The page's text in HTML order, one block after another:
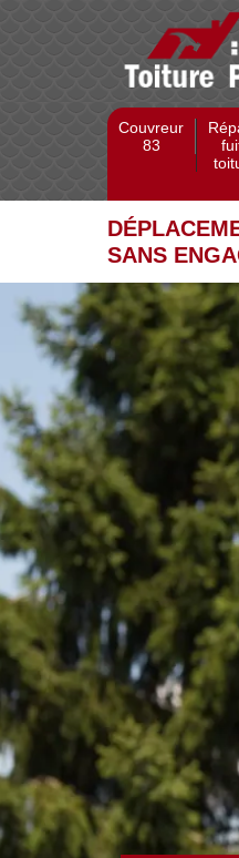
Couvreur
83
SANS